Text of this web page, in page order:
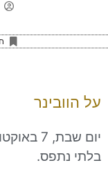
עורך ראשי
יום שבת, 7